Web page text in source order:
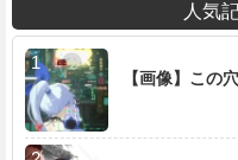
人気
【画像】この